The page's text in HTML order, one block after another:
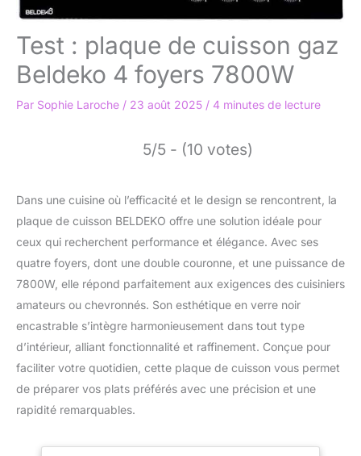
Test : plaque de cuisson gaz
Beldeko 4 foyers 7800W
Par Sophie Laroche / 23 août 2025 / 4 minutes de lecture
5/5 - (10 votes)
Dans une cuisine où l’efficacité et le design se rencontrent, la
plaque de cuisson BELDEKO offre une solution idéale pour
ceux qui recherchent performance et élégance. Avec ses
quatre foyers, dont une double couronne, et une puissance de
7800W, elle répond parfaitement aux exigences des cuisiniers
amateurs ou chevronnés. Son esthétique en verre noir
encastrable s’intègre harmonieusement dans tout type
d’intérieur, alliant fonctionnalité et raffinement. Conçue pour
faciliter votre quotidien, cette plaque de cuisson vous permet
de préparer vos plats préférés avec une précision et une
rapidité remarquables.